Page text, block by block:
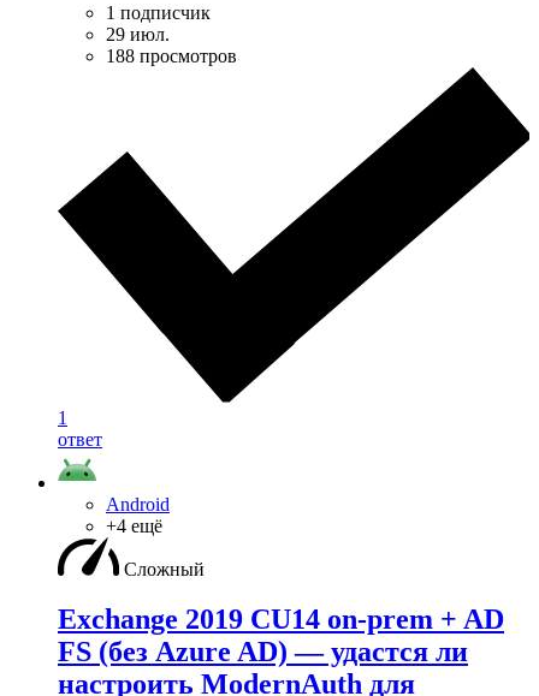
1 подписчик
29 июл.
188 просмотров
1
ответ
Android
+4 ещё
Сложный
Exchange 2019 CU14 on-prem + AD
FS (без Azure AD) — удаcтся ли
настроить ModernAuth для